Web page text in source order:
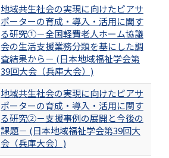
地域共生社会の実現に向けたピアサ
ポーターの育成・導入・活用に関す
る研究①－全国軽費老人ホーム協議
会の生活支援業務分類を基にした調
査結果から－ (日本地域福祉学会第
39回大会（兵庫大会）)
地域共生社会の実現に向けたピアサ
ポーターの育成・導入・活用に関す
る研究②－支援事例の展開と今後の
課題－ (日本地域福祉学会第39回大
会（兵庫大会）)